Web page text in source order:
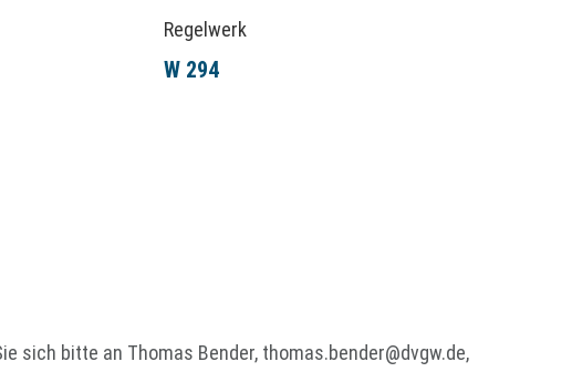
Regelwerk
W 294
sich bitte an Thomas Bender, thomas.bender@dvgw.de,